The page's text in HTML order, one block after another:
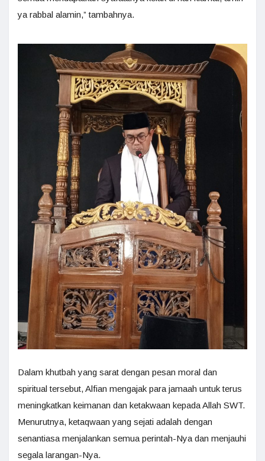
ya rabbal alamin,” tambahnya.
Dalam khutbah yang sarat dengan pesan moral dan
spiritual tersebut, Alfian mengajak para jamaah untuk terus
meningkatkan keimanan dan ketakwaan kepada Allah SWT.
Menurutnya, ketaqwaan yang sejati adalah dengan
senantiasa menjalankan semua perintah-Nya dan menjauhi
segala larangan-Nya.